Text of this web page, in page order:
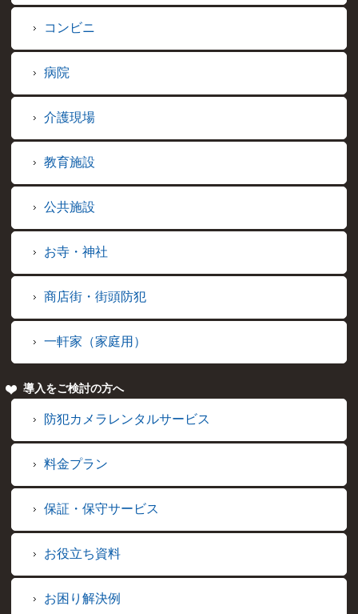
コンビニ
病院
介護現場
教育施設
公共施設
お寺・神社
商店街・街頭防犯
一軒家（家庭用）
導入をご検討の方へ
防犯カメラレンタルサービス
料金プラン
保証・保守サービス
お役立ち資料
お困り解決例